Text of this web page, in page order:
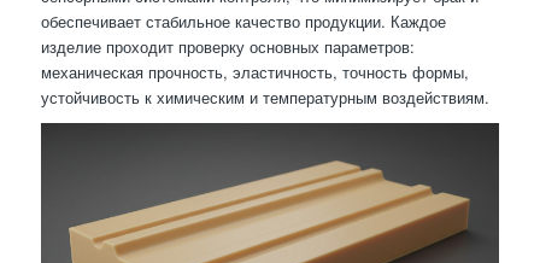
обеспечивает стабильное качество продукции. Каждое
изделие проходит проверку основных параметров:
механическая прочность, эластичность, точность формы,
устойчивость к химическим и температурным воздействиям.